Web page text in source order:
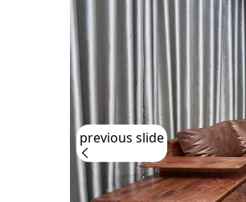
previous slide